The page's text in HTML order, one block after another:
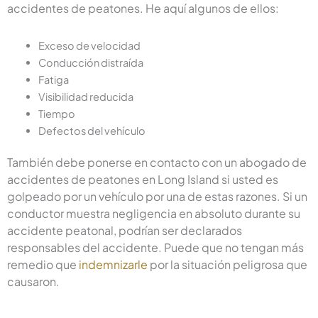
accidentes de peatones. He aquí algunos de ellos:
Exceso de velocidad
Conducción distraída
Fatiga
Visibilidad reducida
Tiempo
Defectos del vehículo
También debe ponerse en contacto con un abogado de
accidentes de peatones en Long Island si usted es
golpeado por un vehículo por una de estas razones. Si un
conductor muestra negligencia en absoluto durante su
accidente peatonal, podrían ser declarados
responsables del accidente. Puede que no tengan más
remedio que indemnizarle por la situación peligrosa que
causaron.